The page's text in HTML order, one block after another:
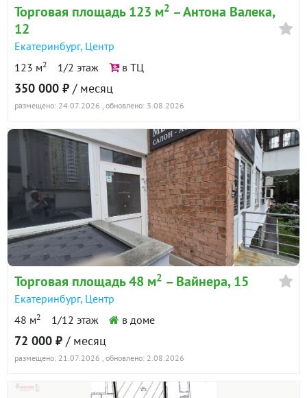
Торговая площадь 123 м2 – Антона Валека,
12
Екатеринбург, Центр
123 м2 1/2 этаж в ТЦ
350 000 ₽ / месяц
размещено: 24.07.2026 , обновлено: 3.08.2026
Торговая площадь 48 м2 – Вайнера, 15
Екатеринбург, Центр
48 м2 1/12 этаж в доме
72 000 ₽ / месяц
размещено: 21.07.2026 , обновлено: 2.08.2026